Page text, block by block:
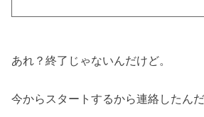
あれ？終了じゃないんだけど。
今からスタートするから連絡したん